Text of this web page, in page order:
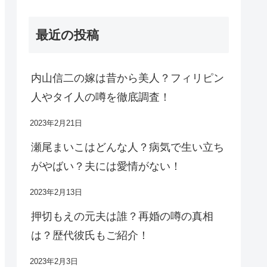
最近の投稿
内山信二の嫁は昔から美人？フィリピン
人やタイ人の噂を徹底調査！
2023年2月21日
瀬尾まいこはどんな人？病気で生い立ち
がやばい？夫には愛情がない！
2023年2月13日
押切もえの元夫は誰？再婚の噂の真相
は？歴代彼氏もご紹介！
2023年2月3日